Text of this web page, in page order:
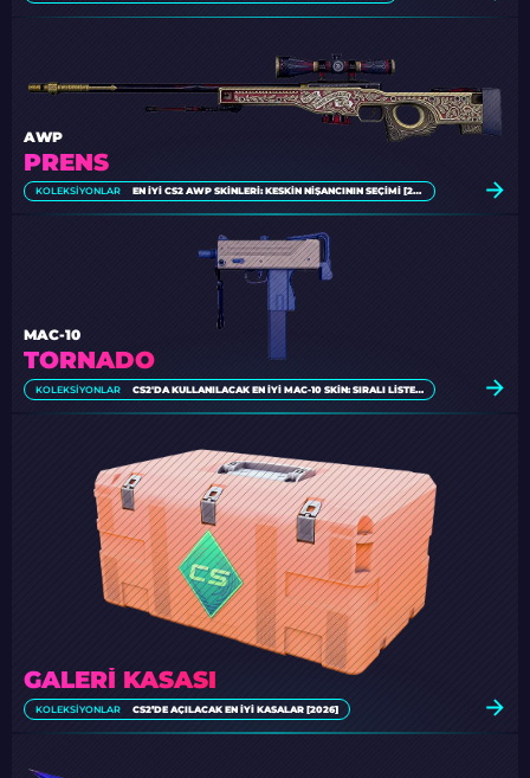
PRENS
AWP
KOLEKSIYONLAR EN İYI CS2 AWP SKINLERI: KESKIN NIŞANCININ SEÇIMI [2026]
TORNADO
MAC-10
KOLEKSIYONLAR CS2'DA KULLANILACAK EN İYI MAC-10 SKIN: SIRALI LISTE [2026]
GALERI KASASI
KOLEKSIYONLAR CS2’DE AÇILACAK EN İYI KASALAR [2026]